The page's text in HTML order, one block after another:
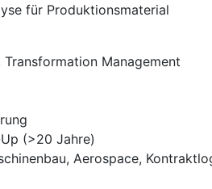
für Produktionsmaterial
Management
(>20 Jahre)
Aerospace,